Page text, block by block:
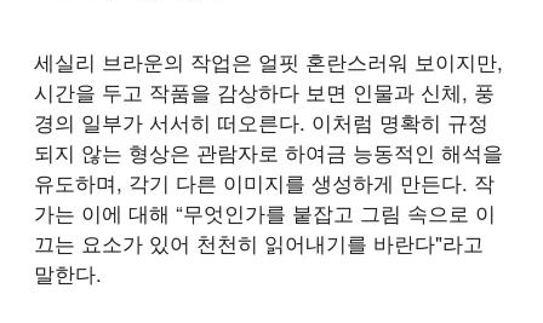
세실리 브라운의 작업은 얼핏 혼란스러워 보이지만,
시간을 두고 작품을 감상하다 보면 인물과 신체, 풍
경의 일부가 서서히 떠오른다. 이처럼 명확히 규정
되지 않는 형상은 관람자로 하여금 능동적인 해석을
유도하며, 각기 다른 이미지를 생성하게 만든다. 작
가는 이에 대해 “무엇인가를 붙잡고 그림 속으로 이
끄는 요소가 있어 천천히 읽어내기를 바란다"라고
말한다.